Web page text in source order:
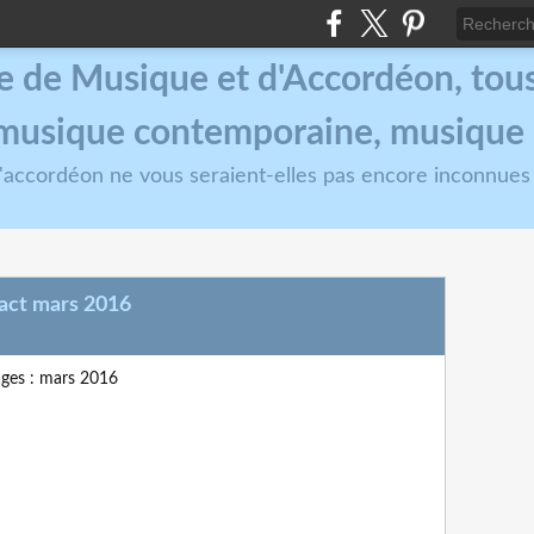
de Musique et d'Accordéon,
contemporaine, musique
ne vous seraient-elles pas encore inconnues
mars 2016
: mars 2016